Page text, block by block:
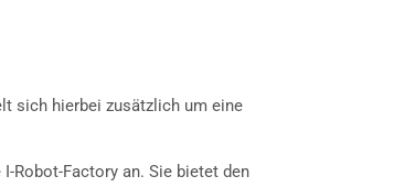
sich hierbei zusätzlich um eine
Robot-Factory an. Sie bietet den